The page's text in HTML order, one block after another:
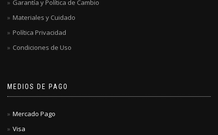
Garantía y Política de Cambio
Materiales y Cuidado
Política Privacidad
Condiciones de Uso
MEDIOS DE PAGO
Mercado Pago
Visa